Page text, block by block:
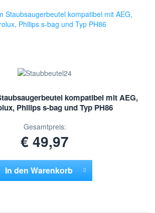
kompatibel mit AEG,
Philips s-bag und Typ PH86
Gesamtpreis:
€ 49,97
In den Warenkorb